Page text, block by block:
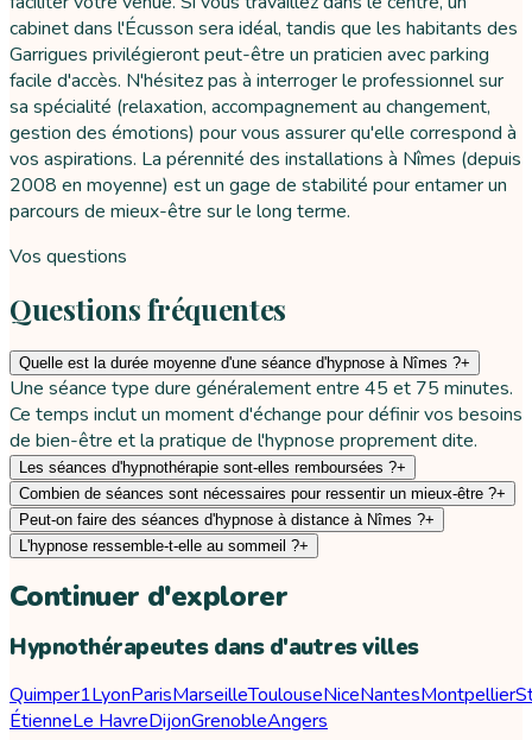
cabinet dans l'Écusson sera idéal, tandis que les habitants des
Garrigues privilégieront peut-être un praticien avec parking
facile d'accès. N'hésitez pas à interroger le professionnel sur
sa spécialité (relaxation, accompagnement au changement,
gestion des émotions) pour vous assurer qu'elle correspond à
vos aspirations. La pérennité des installations à Nîmes (depuis
2008 en moyenne) est un gage de stabilité pour entamer un
parcours de mieux-être sur le long terme.
Vos questions
Questions fréquentes
Quelle est la durée moyenne d'une séance d'hypnose à Nîmes ?+
Une séance type dure généralement entre 45 et 75 minutes.
Ce temps inclut un moment d'échange pour définir vos besoins
de bien-être et la pratique de l'hypnose proprement dite.
Les séances d'hypnothérapie sont-elles remboursées ?+
Combien de séances sont nécessaires pour ressentir un mieux-être ?+
Peut-on faire des séances d'hypnose à distance à Nîmes ?+
L'hypnose ressemble-t-elle au sommeil ?+
Continuer d'explorer
Hypnothérapeutes dans d'autres villes
Quimper1LyonParisMarseilleToulouseNiceNantesMontpellier
ÉtienneLe HavreDijonGrenobleAngers